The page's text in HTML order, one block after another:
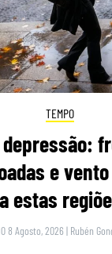
TEMPO
depressão:
e
a estas
8 Agosto, 2026 | Rubén